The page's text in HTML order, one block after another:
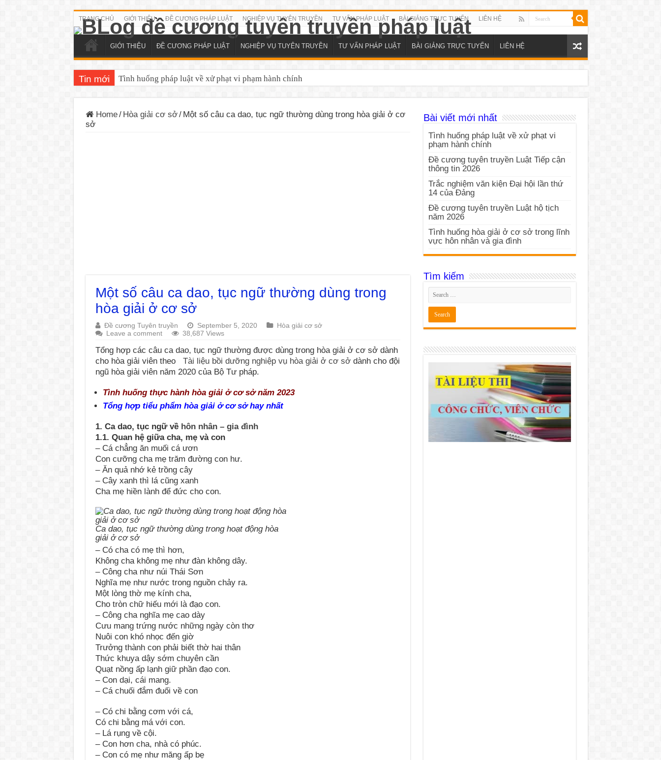
TRANG CHỦ GIỚI THIỆU ĐỀ CƯƠNG PHÁP LUẬT NGHIỆP VỤ TUYÊN TRUYỀN TƯ VẤN PHÁP LUẬT BÀI GIẢNG TRỰC TUYẾN LIÊN HỆ
GIỚI THIỆU ĐỀ CƯƠNG PHÁP LUẬT NGHIỆP VỤ TUYÊN TRUYỀN TƯ VẤN PHÁP LUẬT BÀI GIẢNG TRỰC TUYẾN LIÊN HỆ
Tin mới Tình huống pháp luật về xử phạt vi phạm hành chính
Home/ Hòa giải cơ sở/ Một số câu ca dao, tục ngữ thường dùng trong hòa giải ở cơ
sở
Một số câu ca dao, tục ngữ thường dùng trong
hòa giải ở cơ sở
Đề cương Tuyên truyền September 5, 2020
Hòa giải cơ sở
Leave a comment
38,687 Views
Tổng hợp các câu ca dao, tục ngữ thường được dùng trong hòa giải ở cơ sở dành
cho hòa giải viên theo Tài liệu bồi dưỡng nghiệp vụ hòa giải ở cơ sởdành cho đội
ngũ hòa giải viên năm 2020 của Bộ Tư pháp.
Tình huống thực hành hòa giải ở cơ sở năm 2023
Tổng hợp tiểu phẩm hòa giải ở cơ sở hay nhất
1. Ca dao, tục ngữ vềhôn nhân – gia đình
1.1. Quan hệ giữa cha, mẹ và con
– Cá chẳng ăn muối cá ươn
Con cưỡng cha mẹ trăm đường con hư.
– Ăn quả nhớ kẻ trồng cây
– Cây xanh thì lá cũng xanh
Cha mẹ hiền lành để đức cho con.
Ca dao, tục ngữ thường dùng trong hoạt động hòa
giải ở cơ sở
– Có cha có mẹ thì hơn,
Không cha không mẹ như đàn không dây.
– Công cha như núi Thái Sơn
Nghĩa mẹ như nước trong nguồn chảy ra.
Một lòng thờ mẹ kính cha,
Cho tròn chữ hiếu mới là đạo con.
– Công cha nghĩa mẹ cao dày
Cưu mang trứng nước những ngày còn thơ
Nuôi con khó nhọc đến giờ
Trưởng thành con phải biết thờ hai thân
Thức khuya dậy sớm chuyên cần
Quạt nồng ấp lạnh giữ phần đạo con.
– Con dại, cái mang.
– Cá chuối đắm đuối về con
– Có chi bằng cơm với cá,
Có chi bằng má với con.
– Lá rụng về cội.
– Con hơn cha, nhà có phúc.
– Con có mẹ như măng ấp bẹ
Bài viết mới nhất
Tình huống pháp luật về xử phạt vi
phạm hành chính
Đề cương tuyên truyền Luật Tiếp cận
thông tin 2026
Trắc nghiệm văn kiện Đại hội lần thứ
14 của Đảng
Đề cương tuyên truyền Luật hộ tịch
năm 2026
Tình huống hòa giải ở cơ sở trong lĩnh
vực hôn nhân và gia đình
Tìm kiếm